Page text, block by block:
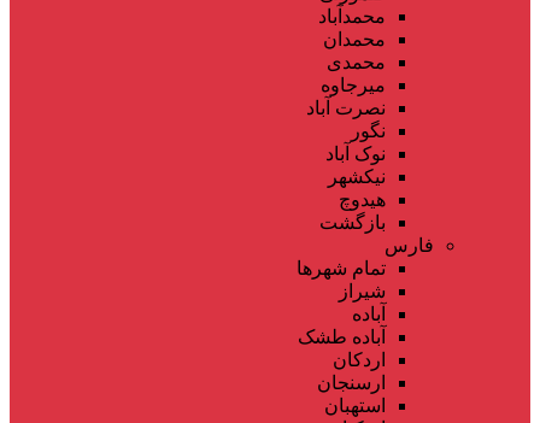
محمدآباد
محمدان
محمدی
میرجاوه
نصرت آباد
نگور
نوک آباد
نیکشهر
هیدوچ
بازگشت
فارس
تمام شهر‌ها
شیراز
آباده
آباده طشک
اردکان
ارسنجان
استهبان